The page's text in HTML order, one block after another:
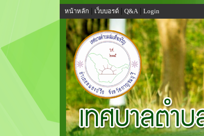
หน้าหลัก | เว็บบอรด์ | Q&A | Login